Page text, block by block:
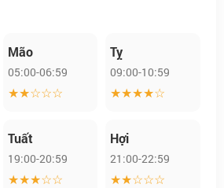
Mão
05:00-06:59
★★☆☆☆
Tỵ
09:00-10:59
★★★★☆
Tuất
19:00-20:59
★★★☆☆
Hợi
21:00-22:59
★★☆☆☆